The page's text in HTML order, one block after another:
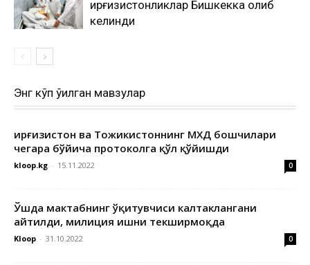
қирғизистонликлар Бишкекка олиб
келинди
Энг кўп ўқилган мавзулар
Қирғизистон ва Тожикистоннинг МХДҚ бошчилари
чегара бўйича протоколга қўл қўйишди
kloop.kg - 15.11.2022 0
Ўшда мактабнинг ўқитувчиси калтаклангани
айтилди, милиция ишни текширмоқда
Kloop - 31.10.2022 0